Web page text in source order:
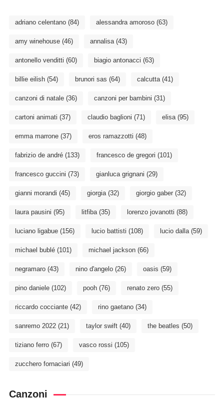
adriano celentano(84) alessandra amoroso(63)
amy winehouse(46) annalisa(43)
antonello venditti (60) biagio antonacci (63)
billie eilish(54) brunori sas (64) calcutta(41)
canzoni di natale(36) canzoni per bambini (31)
cartoni animati (37) claudio baglioni (71) elisa(95)
emma marrone(37) eros ramazzotti (48)
fabrizio de andré(133) francesco de gregori (101)
francesco guccini (73) gianluca grignani (29)
gianni morandi (45) giorgia(32) giorgio gaber(32)
laura pausini (95) litfiba(35) lorenzo jovanotti (88)
luciano ligabue(156) lucio battisti (108) lucio dalla(59)
michael bublé(101) michael jackson(66)
negramaro(43) nino d'angelo(26) oasis (59)
pino daniele(102) pooh(76) renato zero(55)
riccardo cocciante(42) rino gaetano(34)
sanremo 2022(21) taylor swift(40) the beatles (50)
tiziano ferro(67) vasco rossi (105)
zucchero fornaciari (49)
Canzoni